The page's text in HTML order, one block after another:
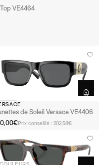
VE4464
de Soleil Versace VE4406
Prix conseillé : 202,58€